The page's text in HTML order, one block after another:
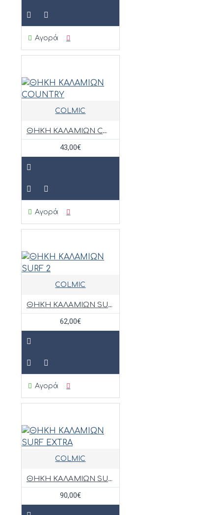
Αγορά
COLMIC
ΘΗΚΗ ΚΑΛΑΜΙΩΝ COUNTRY
43,00€
Αγορά
COLMIC
ΘΗΚΗ ΚΑΛΑΜΙΩΝ SURF 2
62,00€
Αγορά
COLMIC
ΘΗΚΗ ΚΑΛΑΜΙΩΝ SURF EXTRA
90,00€